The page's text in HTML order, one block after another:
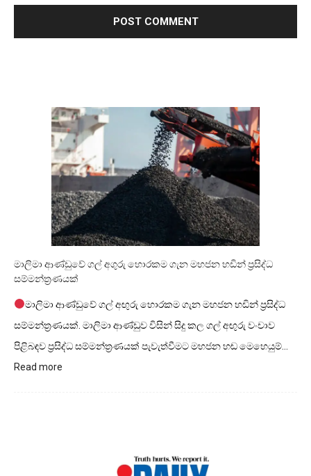
මාලිමා ආණ්ඩුවේ ගල් අගුරු හොරකම ගැන මහජන හඩින් ප්‍රසිද්ධ
සම්මන්ත්‍රණයක්
මාලිමා ආණ්ඩුවේ ගල් අඟුරු හොරකම ගැන මහජන හඩින් ප්‍රසිද්ධ
සම්මන්ත්‍රණයක්. මාලිමා ආණ්ඩුව විසින් සිදු කල ගල් අඟුරු වංචාව
පිළිබඳව ප්‍රසිද්ධ සම්මන්ත්‍රණයක් පැවැත්වීමට මහජන හඬ මෙහෙයුම්…
Read more